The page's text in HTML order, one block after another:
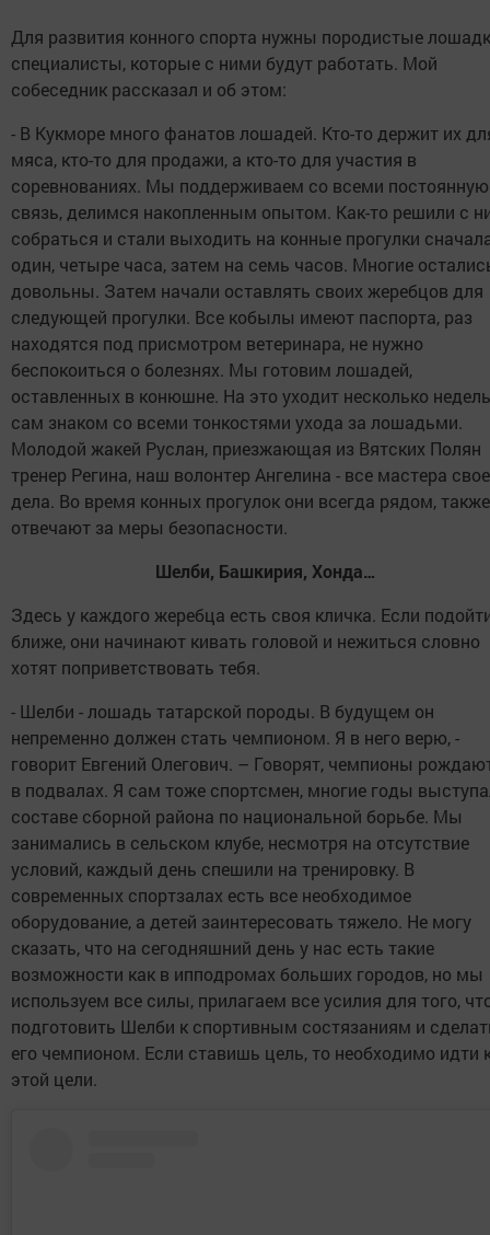
Для развития конного спорта нужны породистые
специалисты, которые с ними будут работать. Мой
собеседник рассказал и об этом:
- В Кукморе много фанатов лошадей. Кто-то держит их
мяса, кто-то для продажи, а кто-то для участия в
соревнованиях. Мы поддерживаем со всеми постоянную
связь, делимся накопленным опытом. Как-то решили с
собраться и стали выходить на конные прогулки
один, четыре часа, затем на семь часов. Многие
довольны. Затем начали оставлять своих жеребцов для
следующей прогулки. Все кобылы имеют паспорта, раз
находятся под присмотром ветеринара, не нужно
беспокоиться о болезнях. Мы готовим лошадей,
оставленных в конюшне. На это уходит несколько
сам знаком со всеми тонкостями ухода за лошадьми.
Молодой жакей Руслан, приезжающая из Вятских Полян
тренер Регина, наш волонтер Ангелина - все мастера
дела. Во время конных прогулок они всегда рядом, также
отвечают за меры безопасности.
Шелби, Башкирия, Хонда…
Здесь у каждого жеребца есть своя кличка. Если
ближе, они начинают кивать головой и нежиться словно
хотят поприветствовать тебя.
- Шелби - лошадь татарской породы. В будущем он
непременно должен стать чемпионом. Я в него верю, -
говорит Евгений Олегович. – Говорят, чемпионы
в подвалах. Я сам тоже спортсмен, многие годы
составе сборной района по национальной борьбе. Мы
занимались в сельском клубе, несмотря на отсутствие
условий, каждый день спешили на тренировку. В
современных спортзалах есть все необходимое
оборудование, а детей заинтересовать тяжело. Не могу
сказать, что на сегодняшний день у нас есть такие
возможности как в ипподромах больших городов, но мы
используем все силы, прилагаем все усилия для того,
подготовить Шелби к спортивным состязаниям и
его чемпионом. Если ставишь цель, то необходимо идти
этой цели.